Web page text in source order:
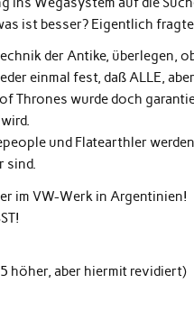
ist besser? Eigentlich
der Antike, überlegen,
einmal fest, daß ALLE,
Thrones wurde doch
und Flatearthler
sind.
im VW-Werk in Argentinien!
höher, aber hiermit revidiert)